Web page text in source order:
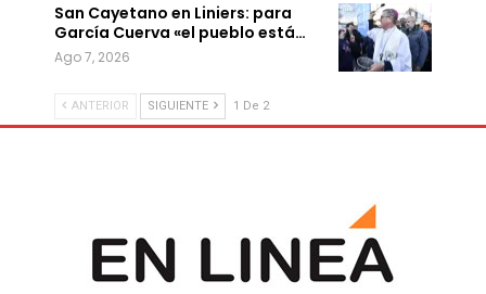
San Cayetano en Liniers: para
García Cuerva «el pueblo está…
Ago 7, 2026
ANTERIOR SIGUIENTE 1 De 2